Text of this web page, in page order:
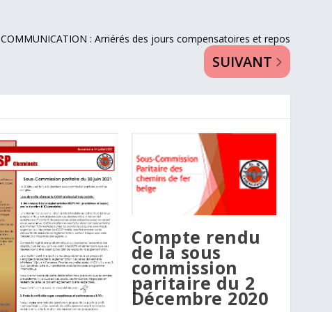
COMMUNICATION : Arriérés des jours compensatoires et repos
SUIVANT
Compte rendu
de la sous
commission
paritaire du 2
Décembre 2020